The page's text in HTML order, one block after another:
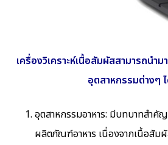
เครื่องวิเคราะห์เนื้อสัมผัสสามารถนำม
อุตสาหกรรมต่างๆ
อุตสาหกรรมอาหาร: มีบทบาทสำ
ผลิตภัณฑ์อาหาร เนื่องจากเนื้อสั